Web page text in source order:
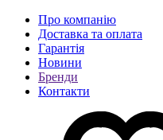
Про компанію
Доставка та оплата
Гарантія
Новини
Бренди
Контакти